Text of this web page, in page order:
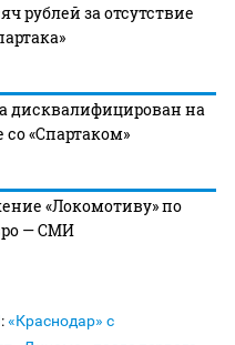
рублей за отсутствие
дисквалифицирован на
«Спартаком»
«Локомотиву» по
— СМИ
:«Краснодар» с